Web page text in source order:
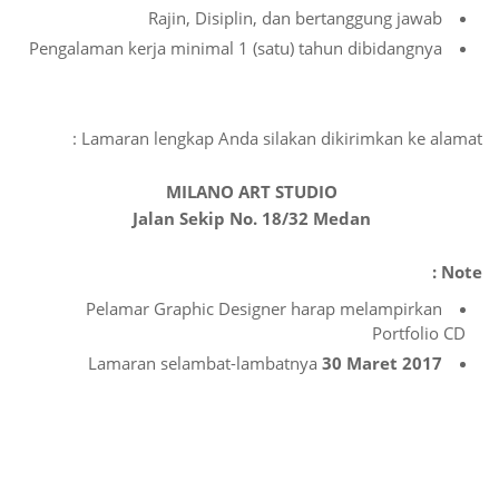
Rajin, Disiplin, dan bertanggung jawab
Pengalaman kerja minimal 1 (satu) tahun dibidangnya
Lamaran lengkap Anda silakan dikirimkan ke alamat :
MILANO ART STUDIO
Jalan Sekip No. 18/32 Medan
Note :
Pelamar Graphic Designer harap melampirkan
Portfolio CD
Lamaran selambat-lambatnya 30 Maret 2017